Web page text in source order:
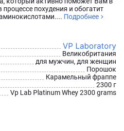
похудения и обогатит
Подробнее
VP Laboratory
Великобритания
для мужчин, для женщин
Порошок
Карамельный фраппе
2300 г
Vp Lab Platinum Whey 2300 grams